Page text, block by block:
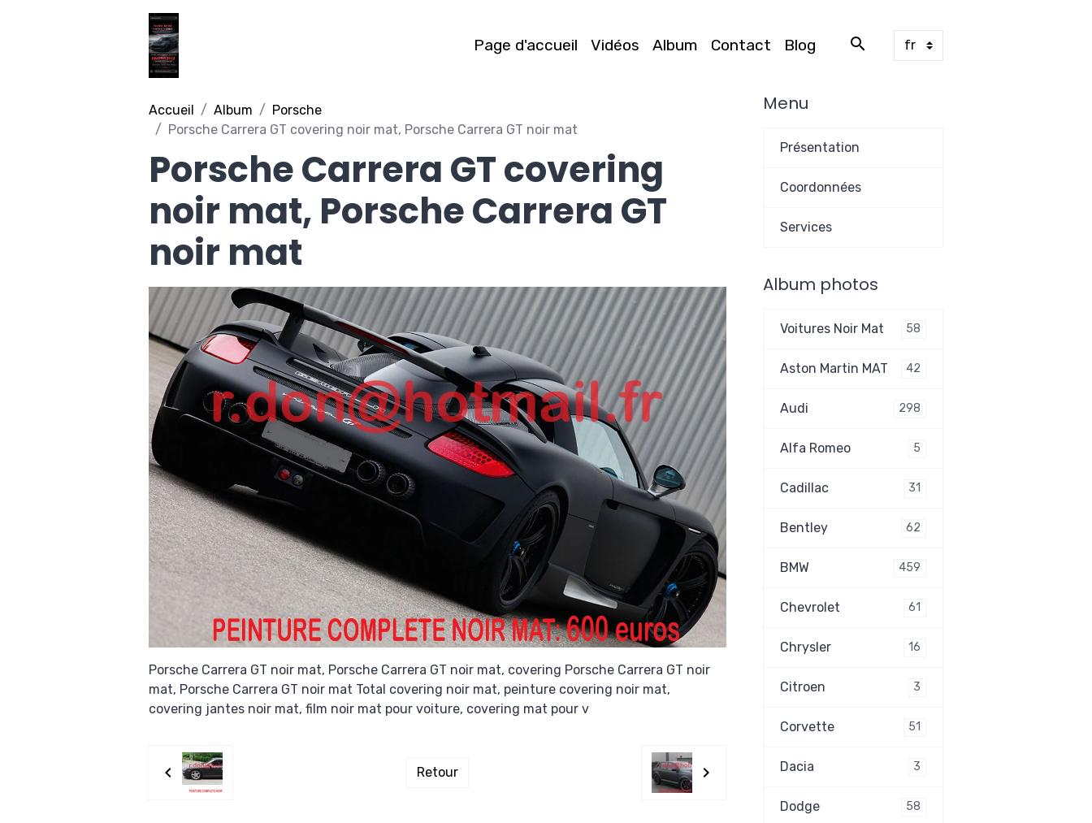
Page d'accueil Vidéos Album Contact Blog
Accueil Album
Porsche
Porsche Carrera GT covering noir mat, Porsche Carrera GT noir mat
Porsche Carrera GT covering
noir mat, Porsche Carrera GT
noir mat
Porsche Carrera GT noir mat, Porsche Carrera GT noir mat, covering Porsche Carrera GT noir
mat, Porsche Carrera GT noir mat Total covering noir mat, peinture covering noir mat,
covering jantes noir mat, film noir mat pour voiture, covering mat pour v
Retour
Menu
Présentation
Coordonnées
Services
Album photos
Voitures Noir Mat 58
Aston Martin MAT 42
Audi 298
Alfa Romeo 5
Cadillac 31
Bentley 62
BMW 459
Chevrolet 61
Chrysler 16
Citroen 3
Corvette 51
Dacia 3
Dodge 58